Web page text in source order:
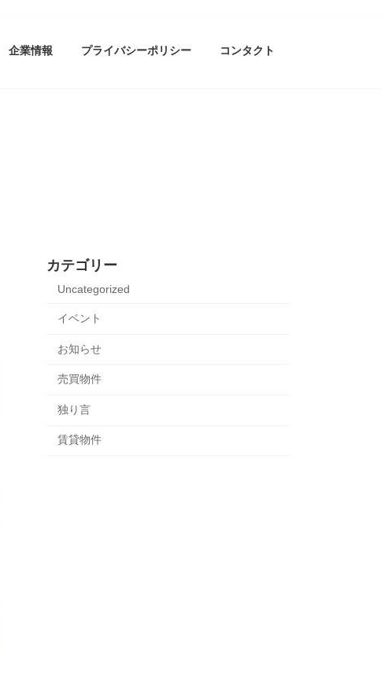
企業情報 プライバシーポリシー コンタクト
カテゴリー
Uncategorized
イベント
お知らせ
売買物件
独り言
賃貸物件